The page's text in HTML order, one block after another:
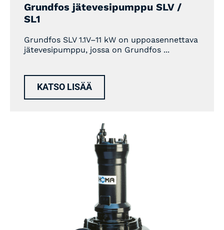
Grundfos jätevesipumppu SLV /
SL1
Grundfos SLV 1.1V–11 kW on uppoasennettava
jätevesipumppu, jossa on Grundfos ...
KATSO LISÄÄ